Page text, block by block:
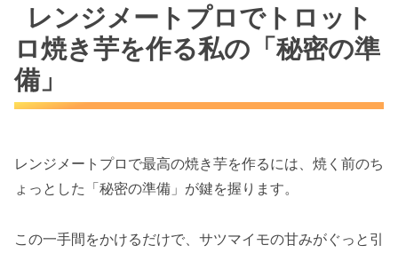
レンジメートプロでトロット
ロ焼き芋を作る私の「秘密の準
備」
レンジメートプロで最高の焼き芋を作るには、焼く前のち
ょっとした「秘密の準備」が鍵を握ります。
この一手間をかけるだけで、サツマイモの甘みがぐっと引